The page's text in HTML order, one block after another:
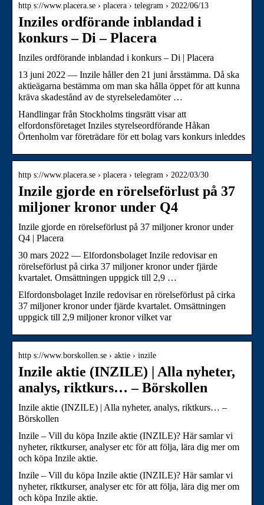
http s://www.placera.se › placera › telegram › 2022/06/13
Inziles ordförande inblandad i
konkurs – Di – Placera
Inziles ordförande inblandad i konkurs – Di | Placera
13 juni 2022 — Inzile håller den 21 juni årsstämma. Då ska
aktieägarna bestämma om man ska hålla öppet för att kunna
kräva skadestånd av de styrelseledamöter …
Handlingar från Stockholms tingsrätt visar att
elfordonsföretaget Inziles styrelseordförande Håkan
Örtenholm var företrädare för ett bolag vars konkurs inleddes
http s://www.placera.se › placera › telegram › 2022/03/30
Inzile gjorde en rörelseförlust på 37
miljoner kronor under Q4
Inzile gjorde en rörelseförlust på 37 miljoner kronor under
Q4 | Placera
30 mars 2022 — Elfordonsbolaget Inzile redovisar en
rörelseförlust på cirka 37 miljoner kronor under fjärde
kvartalet. Omsättningen uppgick till 2,9 …
Elfordonsbolaget Inzile redovisar en rörelseförlust på cirka
37 miljoner kronor under fjärde kvartalet. Omsättningen
uppgick till 2,9 miljoner kronor vilket var
http s://www.borskollen.se › aktie › inzile
Inzile aktie (INZILE) | Alla nyheter,
analys, riktkurs… – Börskollen
Inzile aktie (INZILE) | Alla nyheter, analys, riktkurs… –
Börskollen
Inzile – Vill du köpa Inzile aktie (INZILE)? Här samlar vi
nyheter, riktkurser, analyser etc för att följa, lära dig mer om
och köpa Inzile aktie.
Inzile – Vill du köpa Inzile aktie (INZILE)? Här samlar vi
nyheter, riktkurser, analyser etc för att följa, lära dig mer om
och köpa Inzile aktie.